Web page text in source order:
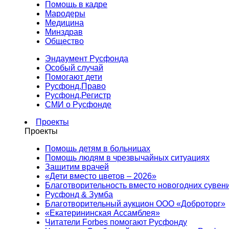
Помощь в кадре
Мародеры
Медицина
Минздрав
Общество
Эндаумент Русфонда
Особый случай
Помогают дети
Русфонд.Право
Русфонд.Регистр
СМИ о Русфонде
Проекты
Проекты
Помощь детям в больницах
Помощь людям в чрезвычайных ситуациях
Защитим врачей
«Дети вместо цветов – 2026»
Благотворительность вместо новогодних
Русфонд & Зумба
Благотворительный аукцион ООО «Доброторг»
«Екатерининская Ассамблея»
Читатели Forbes помогают Русфонду